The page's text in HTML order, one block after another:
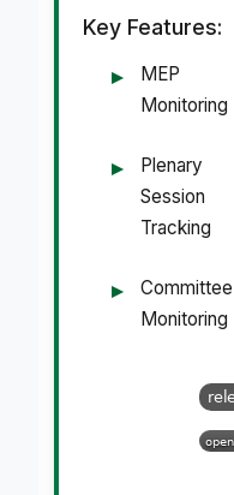
Key Features:
MEP
Monitoring
Plenary
Session
Tracking
Committee
Monitoring